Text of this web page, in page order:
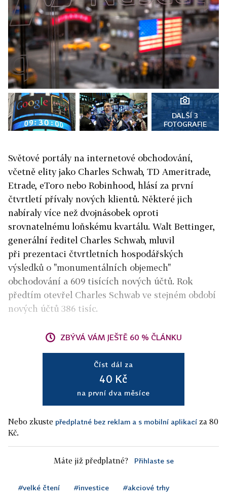
DALŠÍ 3
FOTOGRAFIE
Světové portály na internetové obchodování,
včetně elity jako Charles Schwab, TD Ameritrade,
Etrade, eToro nebo Robinhood, hlásí za první
čtvrtletí přívaly nových klientů. Některé jich
nabíraly více než dvojnásobek oproti
srovnatelnému loňskému kvartálu. Walt Bettinger,
generální ředitel Charles Schwab, mluvil
při prezentaci čtvrtletních hospodářských
výsledků o "monumentálních objemech"
obchodování a 609 tisících nových účtů. Rok
předtím otevřel Charles Schwab ve stejném období
nových účtů 386 tisíc.
ZBÝVÁ VÁM JEŠTĚ 60 % ČLÁNKU
Číst dál za
40 Kč
na první dva měsíce
Nebo zkuste předplatné bez reklam a s mobilní aplikací za 80
Kč.
Máte již předplatné? Přihlaste se
#velké čtení #investice #akciové trhy